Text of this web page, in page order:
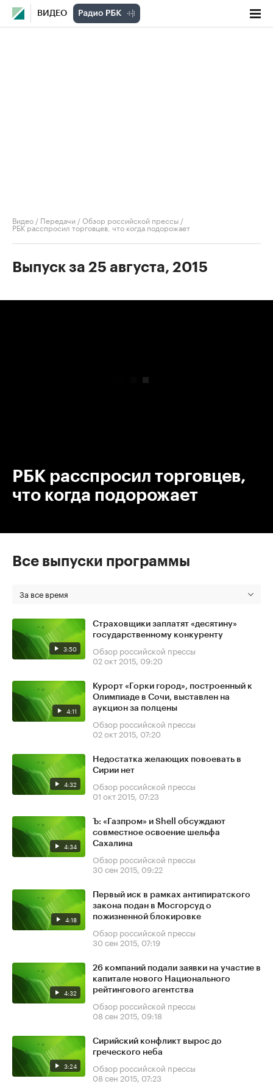
ВИДЕО
Видео / Передачи /Обзор российской прессы /
РБК расспросил торговцев, что когда подорожает
Выпуск за 25 августа, 2015
РБК расспросил торговцев,
что когда подорожает
Все выпуски программы
За все время
3:50
Страховщики заплатят «десятину»
государственному конкуренту
Обзор российской прессы
02 окт 2015, 09:20
4:11
Курорт «Горки город», построенный к
Олимпиаде в Сочи, выставлен на
аукцион за полцены
Обзор российской прессы
02 окт 2015, 07:20
4:32
Недостатка желающих повоевать в
Сирии нет
Обзор российской прессы
01 окт 2015, 07:23
4:34
Ъ: «Газпром» и Shell обсуждают
совместное освоение шельфа
Сахалина
Обзор российской прессы
30 сен 2015, 09:22
4:18
Первый иск в рамках антипиратского
закона подан в Мосгорсуд о
пожизненной блокировке
Обзор российской прессы
30 сен 2015, 07:19
4:32
26 компаний подали заявки на участие в
капитале нового Национального
рейтингового агентства
Обзор российской прессы
08 сен 2015, 09:18
3:24
Сирийский конфликт вырос до
греческого неба
Обзор российской прессы
08 сен 2015, 07:23